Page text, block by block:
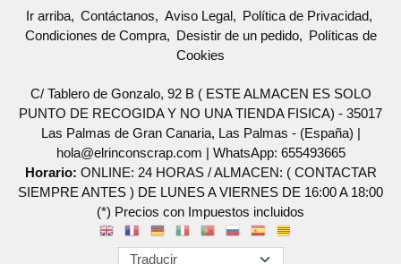
Ir arriba Contáctanos Aviso Legal
Política de Privacidad
Condiciones de Compra
Desistir de un pedido
Políticas de
Cookies
C/ Tablero de Gonzalo, 92 B ( ESTE ALMACEN ES SOLO
PUNTO DE RECOGIDA Y NO UNA TIENDA FISICA) - 35017
Las Palmas de Gran Canaria, Las Palmas - (España) |
hola@elrinconscrap.com | WhatsApp: 655493665
Horario: ONLINE: 24 HORAS / ALMACEN: ( CONTACTAR
SIEMPRE ANTES ) DE LUNES A VIERNES DE 16:00 A 18:00
(*) Precios con Impuestos incluidos